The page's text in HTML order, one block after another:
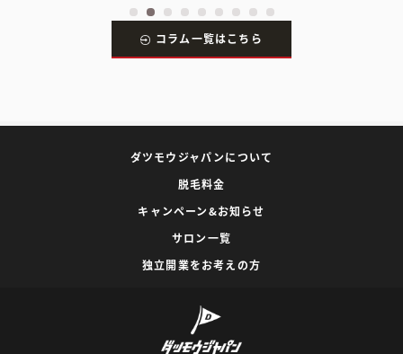
コラム一覧はこちら
ダツモウジャパンについて
脱毛料金
キャンペーン&お知らせ
サロン一覧
独立開業をお考えの方